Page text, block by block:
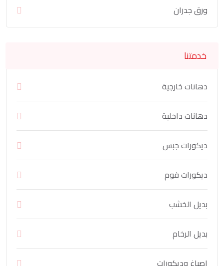
ورق جدران
خدمتنا
دهانات خارجية
دهانات داخلية
ديكورات جبس
ديكورات فوم
بديل الخشب
بديل الرخام
اصباغ وديكورات